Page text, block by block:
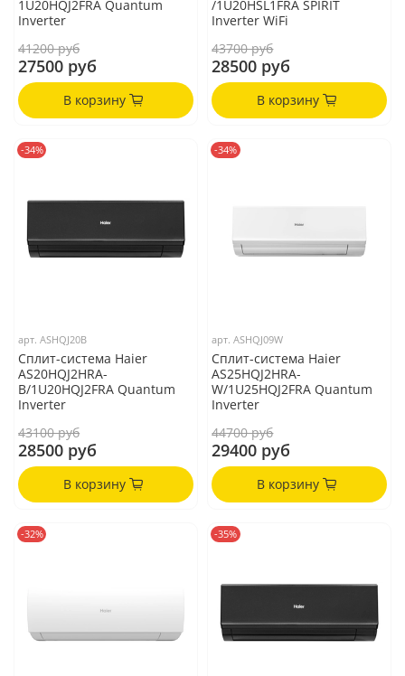
1U20HQJ2FRA Quantum
Inverter
41200 руб
27500 руб
В корзину
/1U20HSL1FRA SPIRIT
Inverter WiFi
43700 руб
28500 руб
В корзину
-34%
арт.ASHQJ20B
Сплит-система Haier
AS20HQJ2HRA-
B/1U20HQJ2FRA Quantum
Inverter
43100 руб
28500 руб
В корзину
-34%
арт.ASHQJ09W
Сплит-система Haier
AS25HQJ2HRA-
W/1U25HQJ2FRA Quantum
Inverter
44700 руб
29400 руб
В корзину
-32% -35%